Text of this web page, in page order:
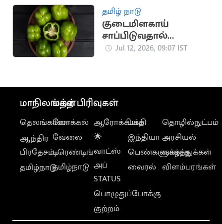
தமிழ் நாடு
குடைமிளகாய்
சாப்பிடுவதால்
கிடைக்கும்
Jul 12, 2026, 09:07 IST
மாநிலங்கள்
தெலங்கானா
ஆந்திர
பிரதேசம்
தமிழ்நாடு
மற்ற பிரிவுகள்
லோக்கல்
வேலை
டிரெண்டிங்
தமிழ்நாடு
ஆரோக்கியம்
🌟
வாட்ஸ்
அப்
STATUS
பொழுதுப்போக்கு
குற்றம்
பக்தி
இந்தியா
பெண்களுக்காக
வைரல்
தொழில்நுட்பம்
அரசியல்
வாழ்த்துக்கள்
விளம்பரங்கள்